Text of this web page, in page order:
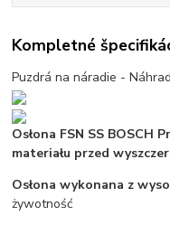
Kompletné
Puzdrá na náradie -
Osłona FSN SS
materiału przed
Osłona wykonana z
żywotność